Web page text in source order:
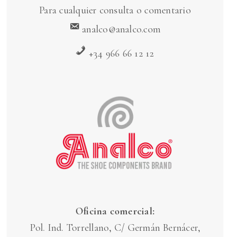
Para cualquier consulta o comentario
analco@analco.com
+34 966 66 12 12
Oficina comercial:
Pol. Ind. Torrellano, C/ Germán Bernácer,